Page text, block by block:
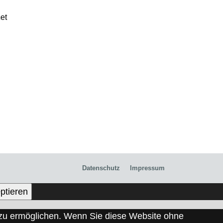
Datenschutz Impressum
ermöglichen. Wenn Sie diese Website ohne